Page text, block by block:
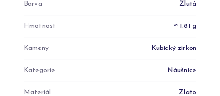
Barva Žlutá
Hmotnost ≈ 1.81 g
Kameny Kubický zirkon
Kategorie Náušnice
Materiál Zlato